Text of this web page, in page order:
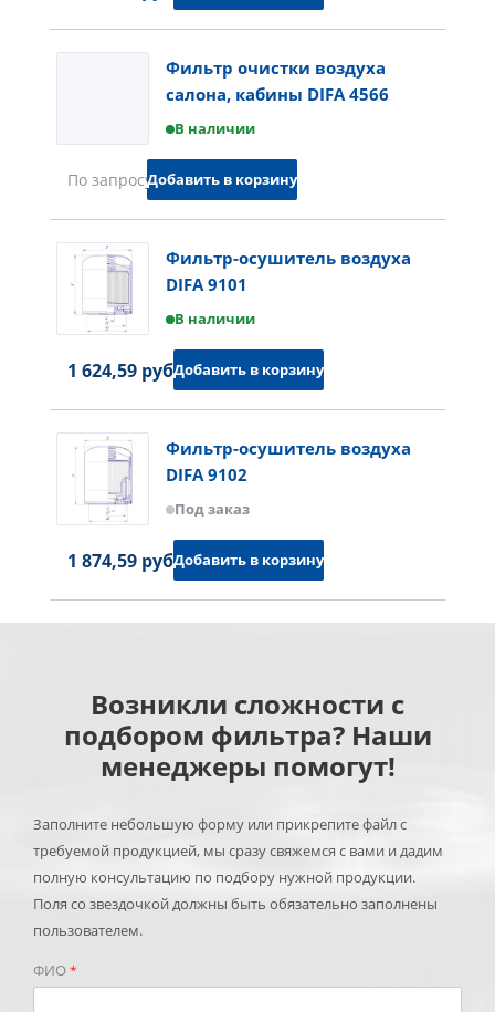
Фильтр очистки воздуха
салона, кабины DIFA 4566
В наличии
По запросуДобавить в корзину
Фильтр-осушитель воздуха
DIFA 9101
В наличии
1 624,59 руб.Добавить в корзину
Фильтр-осушитель воздуха
DIFA 9102
Под заказ
1 874,59 руб.Добавить в корзину
Возникли сложности с
подбором фильтра? Наши
менеджеры помогут!
Заполните небольшую форму или прикрепите файл с
требуемой продукцией, мы сразу свяжемся с вами и дадим
полную консультацию по подбору нужной продукции.
Поля со звездочкой должны быть обязательно заполнены
пользователем.
ФИО*